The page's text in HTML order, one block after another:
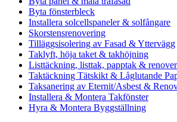
Byta fönsterbleck
Installera solcellspaneler & solfångare
Skorstensrenovering
Tilläggsisolering av Fasad & Yttervägg
Taklyft, höja taket & takhöjning
Listtäckning, listtak, papptak &
Taktäckning Tätskikt & Låglutande
Taksanering av Eternit/Asbest &
Installera & Montera Takfönster
Hyra & Montera Byggställning